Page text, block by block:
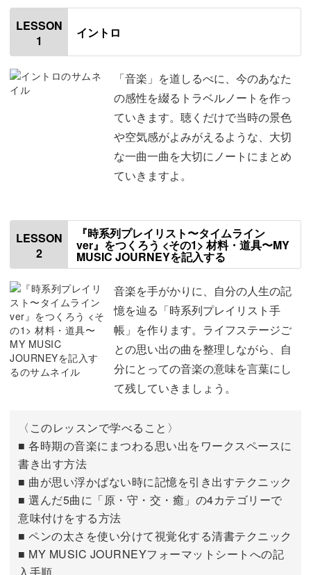
ノートを通じて自分自身の感性を深く耕していく、そんな
時間もお届けします。
ライブの熱狂を鮮やかにパッキングするコツや心に響く一
曲を集めた今の自分をニュートラルに戻すプレイリストづ
大好きな曲にまつわる景色や記憶、そして音から受け取る
ノートと共に音楽を愛でることで、自分自身の感性と深く
向き合う「心の旅」を、一緒に楽しみましょう！
音楽と共に、感性をひらく心の旅へ
サブスクやYouTubeなどで、気軽に音楽を聴けるようにな
いろんな音楽に出会える反面、昔のように、歌詞の一節や
音の響きに深く浸っていた頃が懐かしくなりませんか？
この講座では、そんな音楽とご自身の記憶を、もう一度や
さしく結び直す時間をつくっていきます。
LESSON
1
イントロ
「音楽」を道しるべに、今のあなた
の感性を綴るトラベルノートを作っ
ていきます。聴くだけで当時の景色
や空気感がよみがえるような、大切
な一曲一曲を大切にノートにまとめ
ていきますよ。
LESSON
2
『時系列プレイリスト〜タイムライン
ver』をつくろう <その1> 材料・道具〜MY
MUSIC JOURNEYを記入する
音楽を手がかりに、自分の人生の記
憶を辿る「時系列プレイリスト手
帳」を作ります。ライフステージご
との思い出の曲を整理しながら、自
分にとっての音楽の意味を言葉にし
て残していきましょう。
〈このレッスンで学べること〉
■ 各時期の音楽にまつわる思い出をワークスペースに
書き出す方法
■ 曲が思い浮かばない時に記憶を引き出すテクニック
■ 選んだ5曲に「原・守・交・癒」の4カテゴリーで
意味付けをする方法
■ ペンの太さを使い分けて視覚化する清書テクニック
■ MY MUSIC JOURNEYフォーマットシートへの記
入手順